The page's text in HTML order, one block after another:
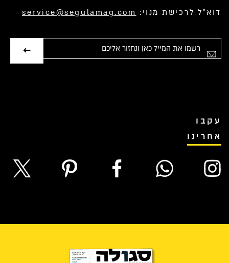
דוא”ל לרכישת מנוי: service@segulamag.com
עקבו
אחרינו